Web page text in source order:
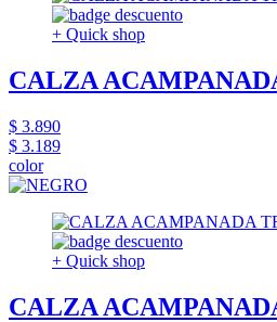
+ Quick shop
CALZA
$ 3.890
$ 3.189
color
+ Quick shop
CALZA